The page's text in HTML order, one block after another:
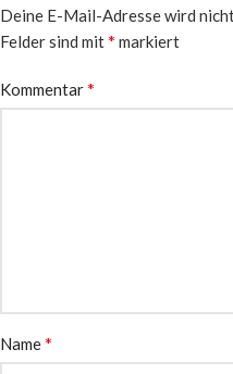
Deine E-Mail-Adresse wird
Felder sind mit* markiert
Kommentar*
Name*